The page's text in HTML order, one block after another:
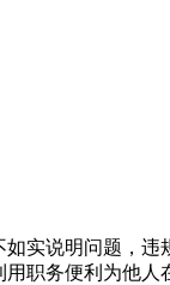
说明问题，违
职务便利为他人